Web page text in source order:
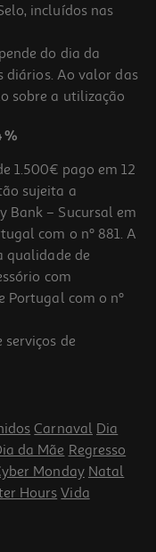
incluídos nas
do dia da
diários. Ao valor das
sobre a utilização
%
1.500€ pago em 12
sujeita a
Bank – Sucursal em
com o nº 881. A
qualidade de
com
Portugal com o nº
de
Carnaval Dia
da Mãe Regresso
Monday Natal
Hours Vida